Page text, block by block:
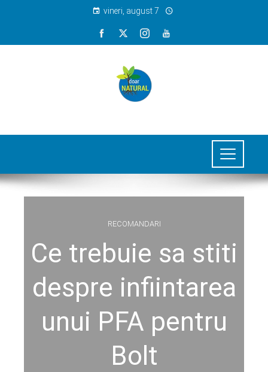
vineri, august 7
RECOMANDARI
Ce trebuie sa stiti
despre infiintarea
unui PFA pentru
Bolt